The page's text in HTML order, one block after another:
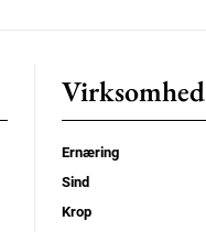
Virksomhed
Ernæring
Sind
Krop